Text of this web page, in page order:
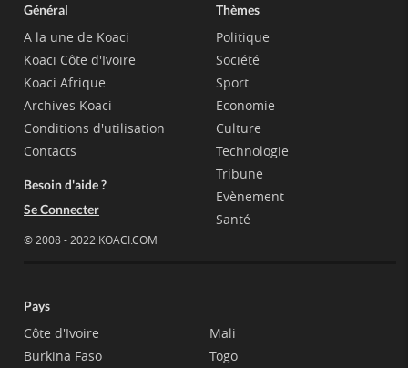
Général
A la une de Koaci
Koaci Côte d'Ivoire
Koaci Afrique
Archives Koaci
Conditions d'utilisation
Contacts
Besoin d'aide ?
Se Connecter
© 2008 - 2022 KOACI.COM
Thèmes
Politique
Société
Sport
Economie
Culture
Technologie
Tribune
Evènement
Santé
Pays
Côte d'Ivoire
Burkina Faso
Mali
Togo